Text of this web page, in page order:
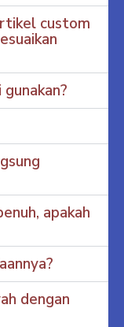
custom
apakah
dengan